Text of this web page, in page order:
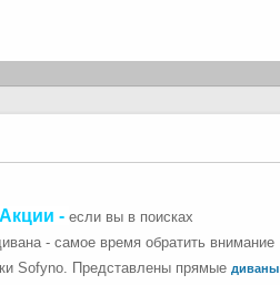
- если вы в поисках
- самое время обратить внимание
Sofyno. Представлены прямые диваны